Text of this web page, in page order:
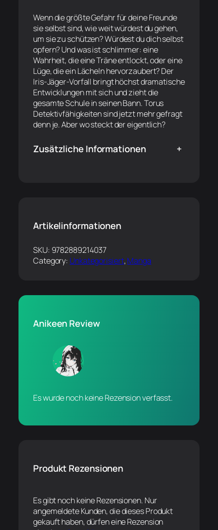
Wenn die größte Gefahr für deine Freunde
sie selbst sind, wie weit würdest du gehen,
um sie zu schützen? Würdest du dich selbst
opfern? Und was ist schlimmer: eine
Wahrheit, die eine Träne entlockt, oder eine
Lüge, die ein Lächeln hervorzaubert? Der
Iris-Jäger-Vorfall bringt höchst dramatische
Entwicklungen mit sich und zieht die
gesamte Schule in seinen Bann. Torus
Detektivfähigkeiten sind jetzt mehr gefragt
denn je. Aber wo steckt der eigentlich?
Zusätzliche Informationen +
Artikelinformationen
SKU: 9782889214037
Category: Unkategorisiert, Manga
Anikeen Review
Es wurde noch keine Rezension verfasst.
Produkt Rezensionen
Es gibt noch keine Rezensionen. Nur
angemeldete Kunden, die dieses Produkt
gekauft haben, dürfen eine Rezension